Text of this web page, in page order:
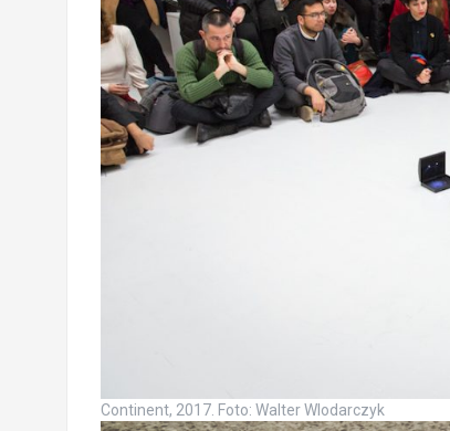
Continent, 2017. Foto: Walter Wlodarczyk